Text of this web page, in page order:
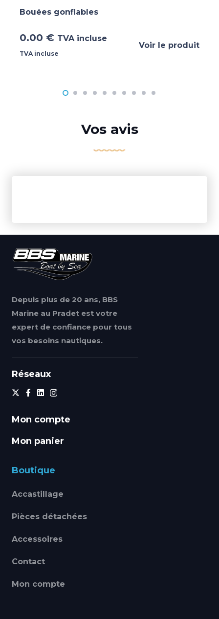
Bouées gonflables
0.00 € TVA incluse
TVA incluse
Voir le produit
Vos avis
Depuis plus de 20 ans, BBS
Marine au Pradet est votre
expert de confiance pour tous
vos besoins nautiques.
Réseaux
Mon compte
Mon panier
Boutique
Accastillage
Pièces détachées
Accessoires
Contact
Mon compte